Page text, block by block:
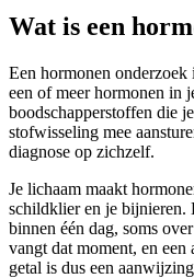
Wat is een
Een hormonen onderzoek
een of meer hormonen in
boodschapperstoffen die
stofwisseling mee
diagnose op zichzelf.
Je lichaam maakt
schildklier en je bijnieren.
binnen één dag, soms
vangt dat moment, en
getal is dus een